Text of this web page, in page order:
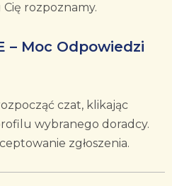
rozpoznamy.
– Moc Odpowiedzi
czat, klikając
wybranego doradcy.
zgłoszenia.